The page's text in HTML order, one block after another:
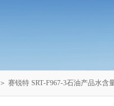
＞ 赛锐特 SRT-F967-3石油产品水含